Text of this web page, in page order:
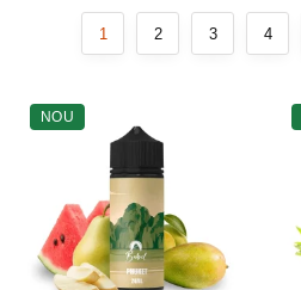
1 2 3 4
NOU